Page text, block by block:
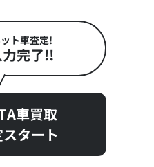
ト車査定!
完了!!
車買取
タート